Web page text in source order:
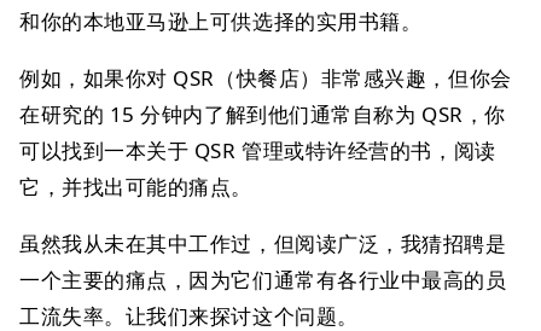
和你的本地亚马逊上可供选择的实用书籍。
例如，如果你对 QSR（快餐店）非常感兴趣，但你会
在研究的 15 分钟内了解到他们通常自称为 QSR，你
可以找到一本关于 QSR 管理或特许经营的书，阅读
它，并找出可能的痛点。
虽然我从未在其中工作过，但阅读广泛，我猜招聘是
一个主要的痛点，因为它们通常有各行业中最高的员
工流失率。让我们来探讨这个问题。